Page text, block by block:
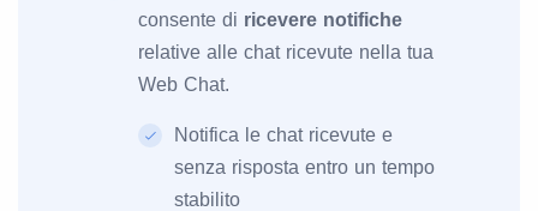
consente di ricevere notifiche
relative alle chat ricevute nella tua
Web Chat.
Notifica le chat ricevute e
senza risposta entro un tempo
stabilito